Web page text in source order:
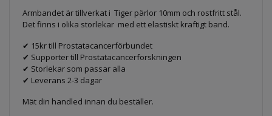
Armbandet är tillverkat i Tiger pärlor 10mm och rostfritt stål.
Det finns i olika storlekar med ett elastiskt kraftigt band.
✔ 15kr till Prostatacancerförbundet
✔ Supporter till Prostatacancerforskningen
✔ Storlekar som passar alla
✔ Leverans 2-3 dagar
Mät din handled innan du beställer.